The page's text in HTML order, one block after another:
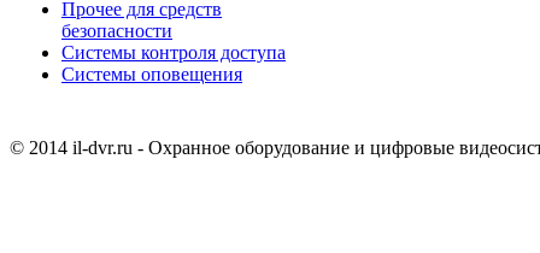
Прочее для средств
безопасности
Системы контроля доступа
Системы оповещения
© 2014 il-dvr.ru - Охранное оборудование и цифровые